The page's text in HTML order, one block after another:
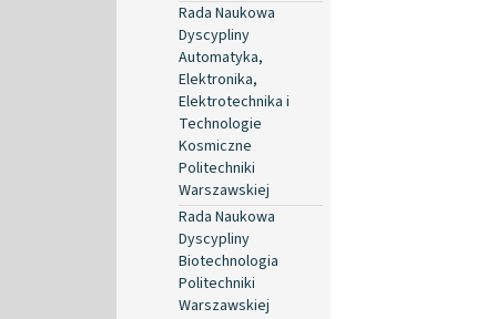
Rada Naukowa
Dyscypliny
Automatyka,
Elektronika,
Elektrotechnika i
Technologie
Kosmiczne
Politechniki
Warszawskiej
Rada Naukowa
Dyscypliny
Biotechnologia
Politechniki
Warszawskiej